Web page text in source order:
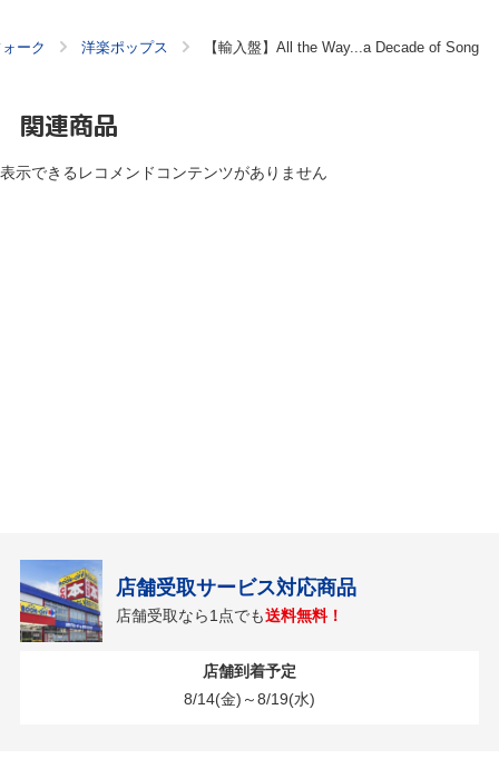
ーク 洋楽ポップス 【輸入盤】All the Way...a Decade of Song
関連商品
表示できるレコメンドコンテンツがありません
店舗受取サービス対応商品
店舗受取なら1点でも送料無料！
店舗到着予定
8/14(金)～8/19(水)